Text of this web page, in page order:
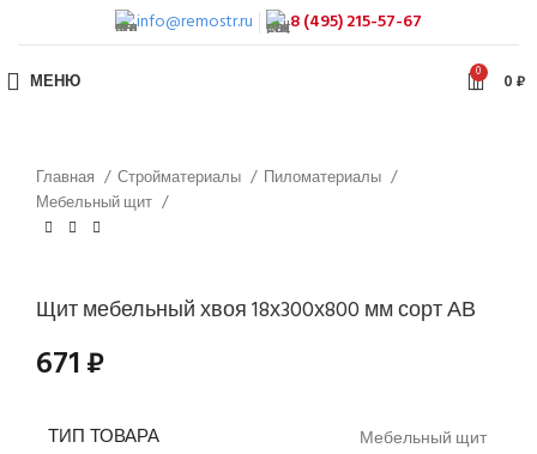
info@remostr.ru 8 (495) 215-57-67
МЕНЮ 0 0₽
Главная Стройматериалы
Пиломатериалы
Мебельный щит
Щит мебельный хвоя 18х300х800 мм сорт АВ
671₽
ТИП ТОВАРА Мебельный щит